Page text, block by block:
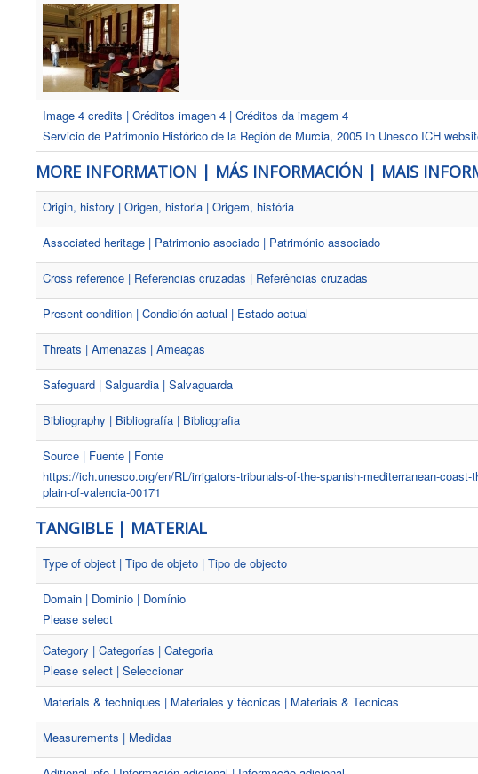
Image 4 credits | Créditos imagen 4 | Créditos da imagem 4
Servicio de Patrimonio Histórico de la Región de Murcia, 2005 In Unesco ICH
MORE INFORMATION | MÁS INFORMACIÓN | MAIS
Origin, history | Origen, historia | Origem, história
Associated heritage | Patrimonio asociado | Património associado
Cross reference | Referencias cruzadas | Referências cruzadas
Present condition | Condición actual | Estado actual
Threats | Amenazas | Ameaças
Safeguard | Salguardia | Salvaguarda
Bibliography | Bibliografía | Bibliografia
Source | Fuente | Fonte
https://ich.unesco.org/en/RL/irrigators-tribunals-of-the-spanish-mediterranean-
plain-of-valencia-00171
TANGIBLE | MATERIAL
Type of object | Tipo de objeto | Tipo de objecto
Domain | Dominio | Domínio
Please select
Category | Categorías | Categoria
Please select | Seleccionar
Materials & techniques | Materiales y técnicas | Materiais & Tecnicas
Measurements | Medidas